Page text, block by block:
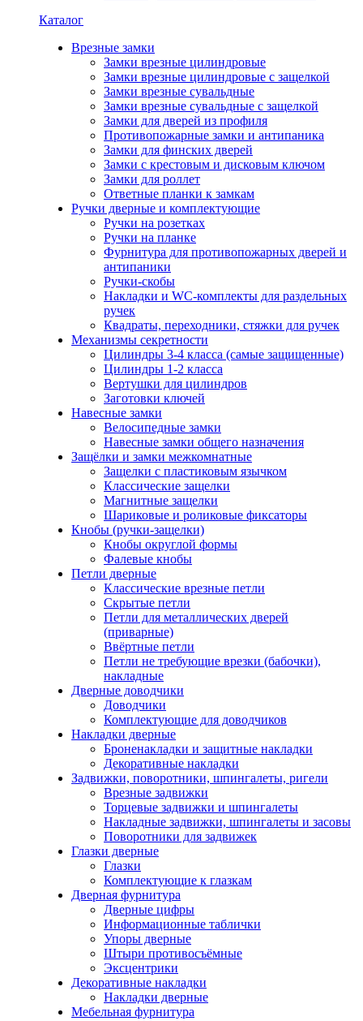
Каталог
Врезные замки
Замки врезные цилиндровые
Замки врезные цилиндровые с защелкой
Замки врезные сувальдные
Замки врезные сувальдные с защелкой
Замки для дверей из профиля
Противопожарные замки и антипаника
Замки для финских дверей
Замки с крестовым и дисковым ключом
Замки для роллет
Ответные планки к замкам
Ручки дверные и комплектующие
Ручки на розетках
Ручки на планке
Фурнитура для противопожарных дверей и
антипаники
Ручки-скобы
Накладки и WC-комплекты для раздельных
ручек
Квадраты, переходники, стяжки для ручек
Механизмы секретности
Цилиндры 3-4 класса (самые защищенные)
Цилиндры 1-2 класса
Вертушки для цилиндров
Заготовки ключей
Навесные замки
Велосипедные замки
Навесные замки общего назначения
Защёлки и замки межкомнатные
Защелки с пластиковым язычком
Классические защелки
Магнитные защелки
Шариковые и роликовые фиксаторы
Кнобы (ручки-защелки)
Кнобы округлой формы
Фалевые кнобы
Петли дверные
Классические врезные петли
Скрытые петли
Петли для металлических дверей
(приварные)
Ввёртные петли
Петли не требующие врезки (бабочки),
накладные
Дверные доводчики
Доводчики
Комплектующие для доводчиков
Накладки дверные
Броненакладки и защитные накладки
Декоративные накладки
Задвижки, поворотники, шпингалеты, ригели
Врезные задвижки
Торцевые задвижки и шпингалеты
Накладные задвижки, шпингалеты и засовы
Поворотники для задвижек
Глазки дверные
Глазки
Комплектующие к глазкам
Дверная фурнитура
Дверные цифры
Информационные таблички
Упоры дверные
Штыри противосъёмные
Эксцентрики
Декоративные накладки
Накладки дверные
Мебельная фурнитура